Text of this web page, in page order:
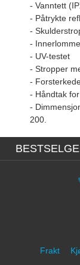
- Vanntett
- Påtrykte
-
-
- UV-testet
- Stropper
-
- Håndtak
-
200.
Frakt